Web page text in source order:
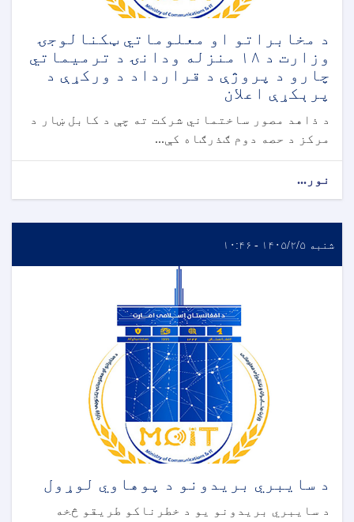
د مخابراتو او معلوماتي ټکنالوجۍ
وزارت د ۱۸ منزله ودانۍ د ترمیماتي
چارو د پروژې د قرارداد د ورکړې د
پرېکړې اعلان
د ذاهد مصور ساختماني شرکت ته چې د کابل ښار د
مرکز د حصه دوم ګذرګاه کې...
نور...
شنبه ۱۴۰۵/۲/۵ - ۱۰:۴۶
د سایبري بریدونو د پوهاوي لوړول
د سایبري بریدونو یو د خطرناکو طریقو څخه